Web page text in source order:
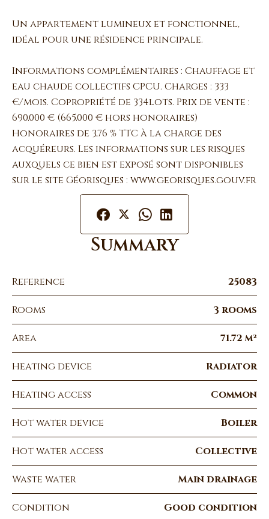
Un appartement lumineux et fonctionnel,
idéal pour une résidence principale.
Informations complémentaires : Chauffage et
eau chaude collectifs CPCU. Charges : 333
€/mois. Copropriété de 334lots. Prix de vente :
690.000 € (665.000 € hors honoraires)
Honoraires de 3,76 % TTC à la charge des
acquéreurs. Les informations sur les risques
auxquels ce bien est exposé sont disponibles
sur le site Géorisques : www.georisques.gouv.fr
Summary
Reference 25083
Rooms 3 rooms
Area 71.72 m²
Heating device Radiator
Heating access Common
Hot water device Boiler
Hot water access Collective
Waste water Main drainage
Condition Good condition